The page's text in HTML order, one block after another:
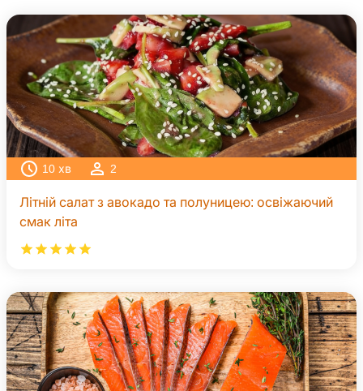
10 хв 2
Літній салат з авокадо та полуницею: освіжаючий
смак літа